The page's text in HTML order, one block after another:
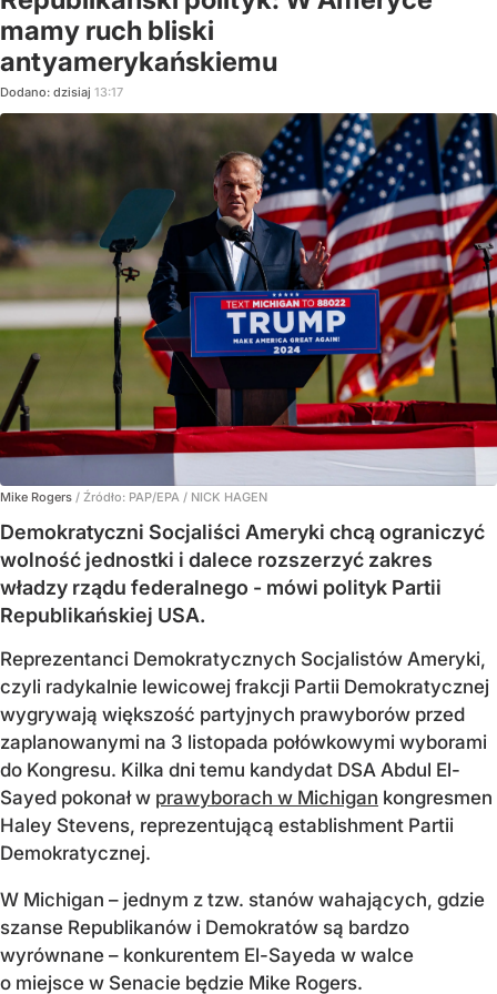
mamy ruch bliski
antyamerykańskiemu
Dodano: dzisiaj 13:17
Mike Rogers / Źródło: PAP/EPA / NICK HAGEN
Demokratyczni Socjaliści Ameryki chcą ograniczyć
wolność jednostki i dalece rozszerzyć zakres
władzy rządu federalnego - mówi polityk Partii
Republikańskiej USA.
Reprezentanci Demokratycznych Socjalistów Ameryki,
czyli radykalnie lewicowej frakcji Partii Demokratycznej
wygrywają większość partyjnych prawyborów przed
zaplanowanymi na 3 listopada połówkowymi wyborami
do Kongresu. Kilka dni temu kandydat DSA Abdul El-
Sayed pokonał w prawyborach w Michigan kongresmen
Haley Stevens, reprezentującą establishment Partii
Demokratycznej.
W Michigan – jednym z tzw. stanów wahających, gdzie
szanse Republikanów i Demokratów są bardzo
wyrównane – konkurentem El-Sayeda w walce
o miejsce w Senacie będzie Mike Rogers.